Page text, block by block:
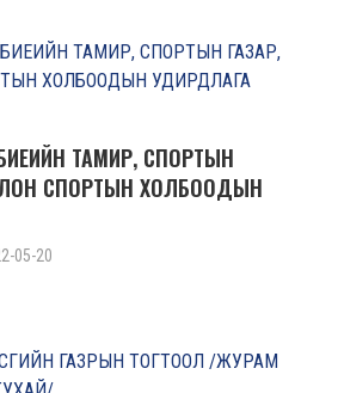
ТАМИР, СПОРТЫН
СПОРТЫН ХОЛБООДЫН
05-20